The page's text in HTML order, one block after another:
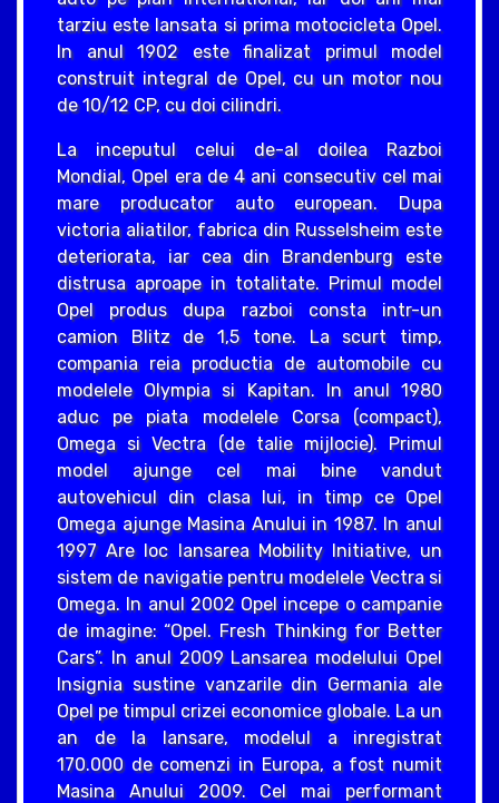
tarziu este lansata si prima motocicleta Opel.
In anul 1902 este finalizat primul model
construit integral de Opel, cu un motor nou
de 10/12 CP, cu doi cilindri.
La inceputul celui de-al doilea Razboi
Mondial, Opel era de 4 ani consecutiv cel mai
mare producator auto european. Dupa
victoria aliatilor, fabrica din Russelsheim este
deteriorata, iar cea din Brandenburg este
distrusa aproape in totalitate. Primul model
Opel produs dupa razboi consta intr-un
camion Blitz de 1,5 tone. La scurt timp,
compania reia productia de automobile cu
modelele Olympia si Kapitan. In anul 1980
aduc pe piata modelele Corsa (compact),
Omega si Vectra (de talie mijlocie). Primul
model ajunge cel mai bine vandut
autovehicul din clasa lui, in timp ce Opel
Omega ajunge Masina Anului in 1987. In anul
1997 Are loc lansarea Mobility Initiative, un
sistem de navigatie pentru modelele Vectra si
Omega. In anul 2002 Opel incepe o campanie
de imagine: “Opel. Fresh Thinking for Better
Cars”. In anul 2009 Lansarea modelului Opel
Insignia sustine vanzarile din Germania ale
Opel pe timpul crizei economice globale. La un
an de la lansare, modelul a inregistrat
170.000 de comenzi in Europa, a fost numit
Masina Anului 2009. Cel mai performant